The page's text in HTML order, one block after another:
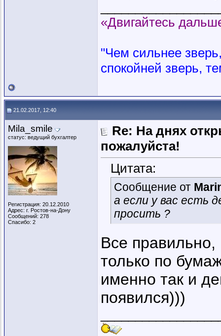
«Двигайтесь
"Чем сильнее
спокойней зверь,
21.02.2017, 12:40
Mila_smile
статус: ведущий бухгалтер
Регистрация: 20.12.2010
Адрес: г. Ростов-на-Дону
Сообщений: 278
Спасибо: 2
Re: На днях
пожалуйста!
Цитата:
Сообщение от
а если у вас есть
просить ?
Все
только по
именно так и
появился)))